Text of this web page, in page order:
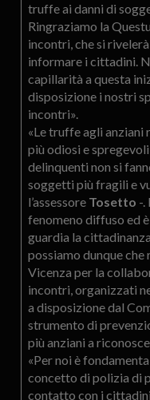
truffe ai danni di
Ringraziamo la
incontri, che si
informare i cittadini.
capillarità a questa
disposizione i nostri
incontri».
«Le truffe agli anziani
più odiosi e
delinquenti non si
soggetti più fragili e
l’assessore Tosetto -.
fenomeno diffuso ed
guardia la
possiamo dunque
Vicenza per la
incontri, organizzati
a disposizione dal
strumento di
più anziani a
«Per noi è
concetto di polizia di
contatto con i